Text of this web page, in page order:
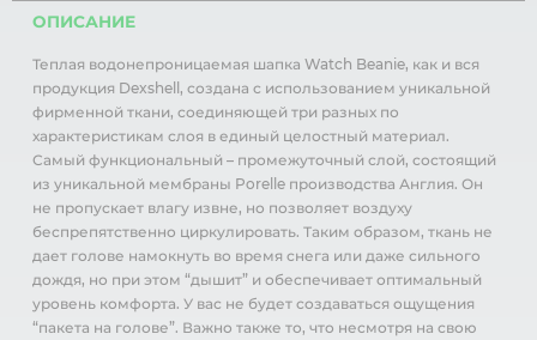
ОПИСАНИЕ
Теплая водонепроницаемая шапка Watch Beanie, как и вся
продукция Dexshell, создана с использованием уникальной
фирменной ткани, соединяющей три разных по
характеристикам слоя в единый целостный материал.
Самый функциональный – промежуточный слой, состоящий
из уникальной мембраны Porelle производства Англия. Он
не пропускает влагу извне, но позволяет воздуху
беспрепятственно циркулировать. Таким образом, ткань не
дает голове намокнуть во время снега или даже сильного
дождя, но при этом “дышит” и обеспечивает оптимальный
уровень комфорта. У вас не будет создаваться ощущения
“пакета на голове”. Важно также то, что несмотря на свою